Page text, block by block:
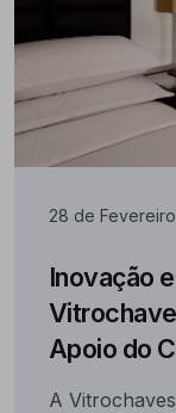
28 de
Inovação
Apoio do
A